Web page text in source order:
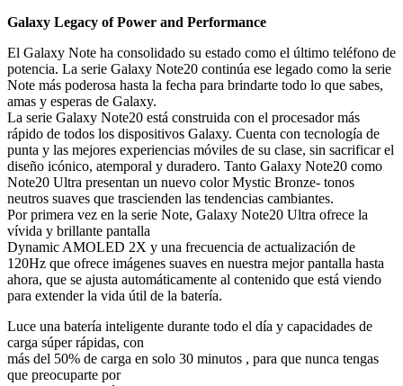
Galaxy Legacy of Power and Performance
El Galaxy Note ha consolidado su estado como el último teléfono de
potencia. La serie Galaxy Note20 continúa ese legado como la serie
Note más poderosa hasta la fecha para brindarte todo lo que sabes,
amas y esperas de Galaxy.
La serie Galaxy Note20 está construida con el procesador más
rápido de todos los dispositivos Galaxy. Cuenta con tecnología de
punta y las mejores experiencias móviles de su clase, sin sacrificar el
diseño icónico, atemporal y duradero. Tanto Galaxy Note20 como
Note20 Ultra presentan un nuevo color Mystic Bronze- tonos
neutros suaves que trascienden las tendencias cambiantes.
Por primera vez en la serie Note, Galaxy Note20 Ultra ofrece la
vívida y brillante pantalla
Dynamic AMOLED 2X y una frecuencia de actualización de
120Hz que ofrece imágenes suaves en nuestra mejor pantalla hasta
ahora, que se ajusta automáticamente al contenido que está viendo
para extender la vida útil de la batería.
Luce una batería inteligente durante todo el día y capacidades de
carga súper rápidas, con
más del 50% de carga en solo 30 minutos , para que nunca tengas
que preocuparte por